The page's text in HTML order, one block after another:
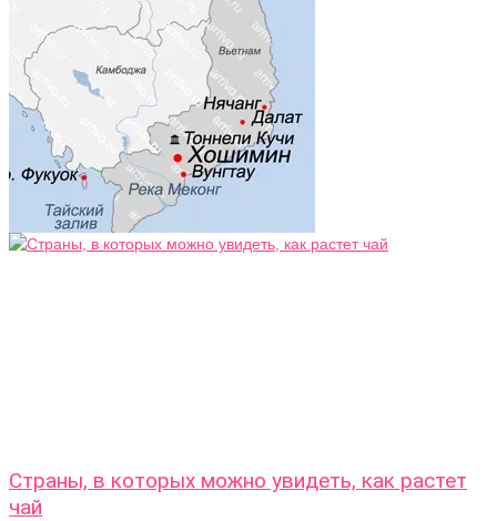
Страны, в которых можно увидеть, как растет
чай